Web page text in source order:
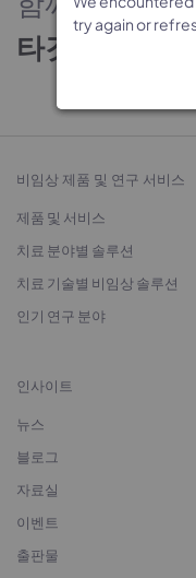
타깃 발굴에서
비임상 제품 및 연구 서비스
제품 및 서비스
치료 분야별 솔루션
치료 기술별 비임상 솔루션
인기 연구 분야
인사이트
뉴스
블로그
자료실
이벤트
출판물
try again or
try again or
try again or
try again or